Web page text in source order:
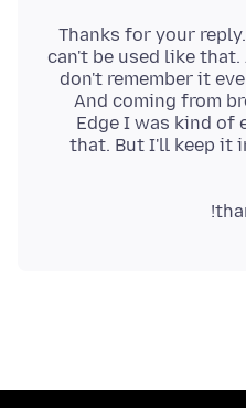
Thanks for your
can't be used like
don't remember it
And coming from
Edge I was kind
that. But I'll keep it